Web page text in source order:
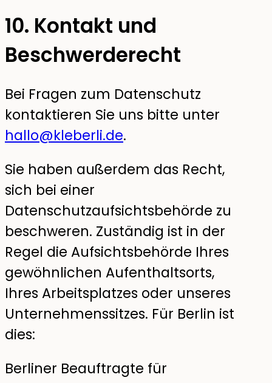
10. Kontakt und
Beschwerderecht
Bei Fragen zum Datenschutz
kontaktieren Sie uns bitte unter
hallo@kleberli.de.
Sie haben außerdem das Recht,
sich bei einer
Datenschutzaufsichtsbehörde zu
beschweren. Zuständig ist in der
Regel die Aufsichtsbehörde Ihres
gewöhnlichen Aufenthaltsorts,
Ihres Arbeitsplatzes oder unseres
Unternehmenssitzes. Für Berlin ist
dies:
Berliner Beauftragte für